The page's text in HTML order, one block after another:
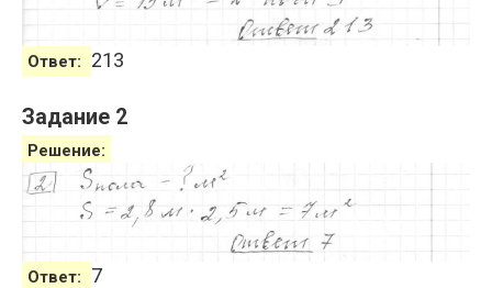
Ответ: 213
Задание 2
Решение:
Ответ: 7